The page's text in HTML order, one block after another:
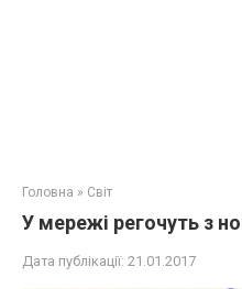
Головна » Світ
У мережі регочуть з
Дата публікації: 21.01.2017